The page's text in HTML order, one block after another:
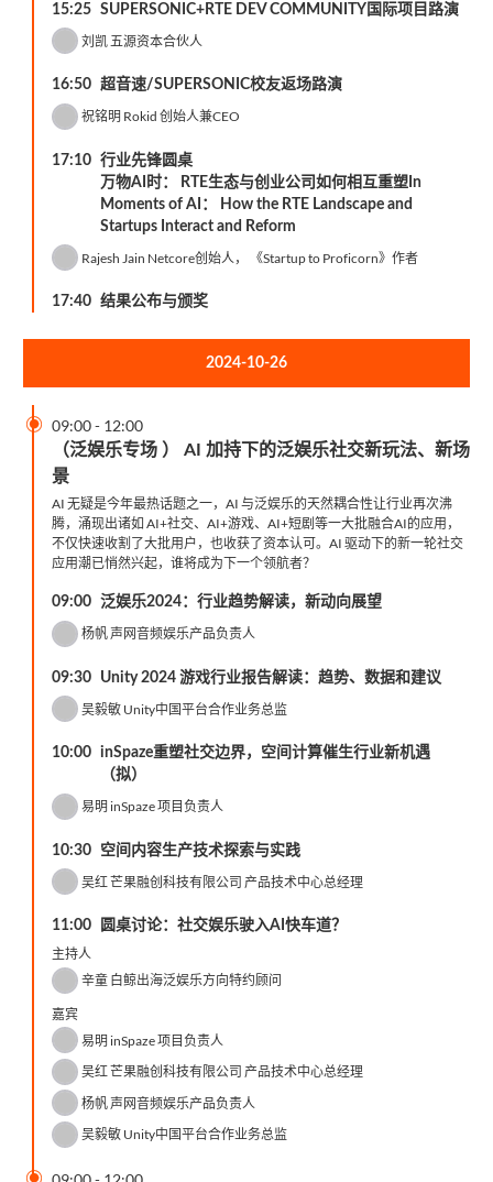
15:25 SUPERSONIC+RTE DEV COMMUNITY国际项目路演
刘凯 五源资本合伙人
16:50 超音速/SUPERSONIC校友返场路演
祝铭明 ​Rokid 创始人兼CEO
17:10 行业先锋圆桌
万物AI时： RTE生态与创业公司如何相互重塑 In
Moments of AI： How the RTE Landscape and
Startups Interact and Reform
Rajesh Jain Netcore创始人， 《Startup to Proficorn》作者
17:40 结果公布与颁奖
2024-10-26
09:00- 12:00

（泛娱乐专场 ） AI 加持下的泛娱乐社交新玩法、新场
景
AI 无疑是今年最热话题之一，AI 与泛娱乐的天然耦合性让行业再次沸
腾，涌现出诸如 AI+社交、AI+游戏、AI+短剧等一大批融合AI的应用，
不仅快速收割了大批用户，也收获了资本认可。AI 驱动下的新一轮社交
应用潮已悄然兴起，谁将成为下一个领航者？
09:00 泛娱乐2024：行业趋势解读，新动向展望
杨帆声网音频娱乐产品负责人
09:30 Unity 2024 游戏行业报告解读：趋势、数据和建议
吴毅敏 Unity中国平台合作业务总监
10:00
inSpaze重塑社交边界，空间计算催生行业新机遇
（拟）
易明 inSpaze 项目负责人
10:30 空间内容生产技术探索与实践
吴红芒果融创科技有限公司 产品技术中心总经理
11:00 圆桌讨论：社交娱乐驶入AI快车道？
主持人
辛童 白鲸出海泛娱乐方向特约顾问
嘉宾
易明 inSpaze 项目负责人
吴红芒果融创科技有限公司 产品技术中心总经理
杨帆声网音频娱乐产品负责人
吴毅敏 Unity中国平台合作业务总监
